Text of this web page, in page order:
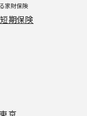
家財保険
期保険
京